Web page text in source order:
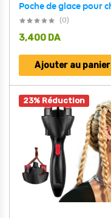
(0)
3,400 DA
Ajouter au panier
23% Réduction